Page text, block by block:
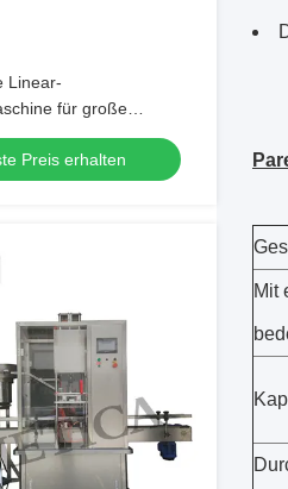
Linear-
für große
Preis erhalten
Mit